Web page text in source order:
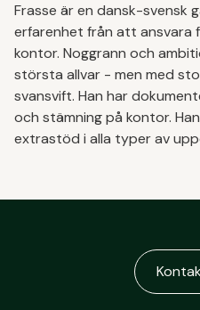
Frasse är en dansk-svensk
erfarenhet från att ansvara
kontor. Noggrann och
största allvar - men med
svansvift. Han har
och stämning på kontor.
extrastöd i alla typer av